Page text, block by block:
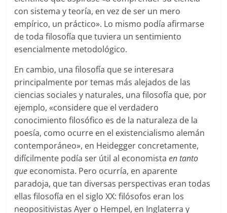
con sistema y teoría, en vez de ser un mero
empírico, un práctico». Lo mismo podía afirmarse
de toda filosofía que tuviera un sentimiento
esencialmente metodológico.
En cambio, una filosofía que se interesara
principalmente por temas más alejados de las
ciencias sociales y naturales, una filosofía que, por
ejemplo, «considere que el verdadero
conocimiento filosófico es de la naturaleza de la
poesía, como ocurre en el existencialismo alemán
contemporáneo», en Heidegger concretamente,
difícilmente podía ser útil al economistaen tanto
que economista. Pero ocurría, en aparente
paradoja, que tan diversas perspectivas eran todas
ellas filosofía en el siglo XX: filósofos eran los
neopositivistas Ayer o Hempel, en Inglaterra y